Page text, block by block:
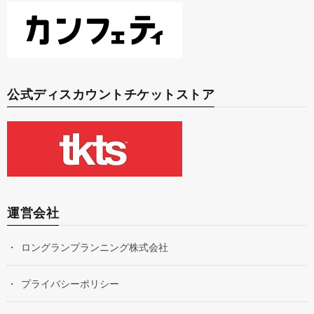
公式ディスカウントチケットストア
運営会社
ロングランプランニング株式会社
プライバシーポリシー